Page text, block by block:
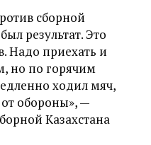
сборной
результат. Это
Надо приехать и
но по горячим
ходил мяч,
обороны», —
Казахстана